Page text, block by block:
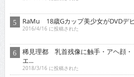
RaMu 18歳Gカップ美少女がDVDデ
2016/4/16 に投稿された
稀見理都 乳首残像に触手・アヘ顔
エ...
2018/3/16 に投稿された